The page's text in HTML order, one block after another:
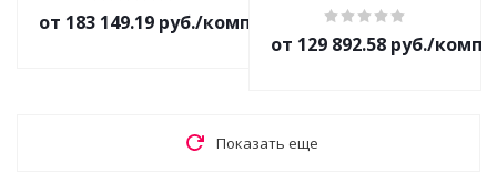
от 183 149.19 руб./комплект
от 129 892.58 руб./
Показать еще